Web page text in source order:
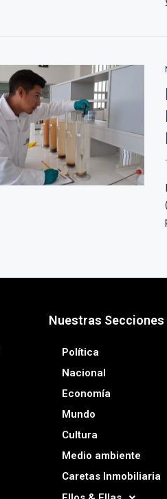
Nuestras Secciones
Política
Nacional
Economía
Mundo
Cultura
Medio ambiente
Caretas Inmobiliaria